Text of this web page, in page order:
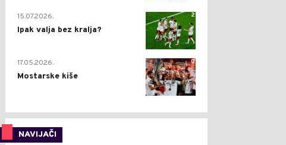
2
15.07.2026.
Ipak valja bez kralja?
0
17.05.2026.
Mostarske kiše
NAVIJAČI